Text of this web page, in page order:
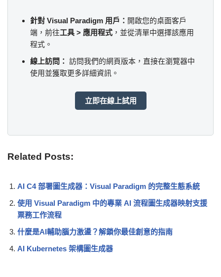
針對 Visual Paradigm 用戶： 開啟您的桌面客戶
端，前往工具 > 應用程式 ，並從清單中選擇該應用
程式。
線上訪問： 訪問我們的網頁版本，直接在瀏覽器中
使用並獲取更多詳細資訊。
立即在線上試用
Related Posts:
AI C4 部署圖生成器：Visual Paradigm 的完整生態系統
使用 Visual Paradigm 中的專業 AI 流程圖生成器映射支援
票務工作流程
什麼是AI輔助腦力激盪？解鎖你最佳創意的指南
AI Kubernetes 架構圖生成器